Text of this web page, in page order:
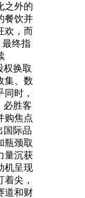
之外的
餐饮并
欢，而
最终指
换取
集、数
时，
必胜客
购焦点
国际品
瓶颈取
量沉获
机呈现
尖，
道和财